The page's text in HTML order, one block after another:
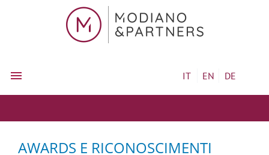
IT EN DE
AWARDS E RICONOSCIMENTI